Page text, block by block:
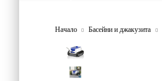
Начало Басейни и джакузита